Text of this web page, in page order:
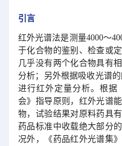
引言
红外光谱法是测量4000～
于化合物的鉴别、检查或
几乎没有两个化合物具有
分析；另外根据吸收光谱
进行红外定量分析。根据
会》指导原则，红外光谱
物，试验结果对原料药具
药品标准中收载绝大部分
况外，《药品红外光谱集